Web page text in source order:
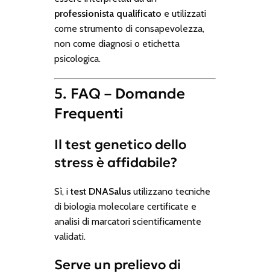
professionista qualificato e utilizzati
come strumento di consapevolezza,
non come diagnosi o etichetta
psicologica.
5. FAQ – Domande
Frequenti
Il test genetico dello
stress è affidabile?
Sì, itest DNASalusutilizzano tecniche
di biologia molecolare certificate e
analisi di marcatori scientificamente
validati.
Serve un prelievo di